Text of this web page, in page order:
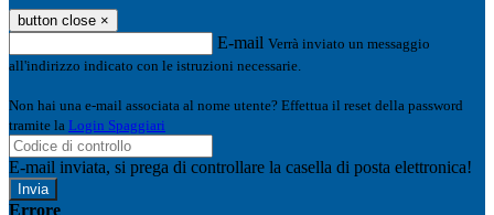
button close ×
E-mail Verrà inviato un messaggio
all'indirizzo indicato con le istruzioni necessarie.
Non hai una e-mail associata al nome utente? Effettua il reset della password
tramite la Login Spaggiari
E-mail inviata, si prega di controllare la casella di posta elettronica!
Errore